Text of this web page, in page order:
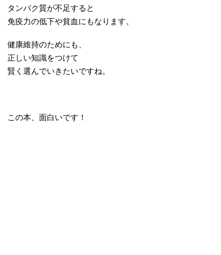
タンパク質が不足すると
免疫力の低下や貧血にもなります。
健康維持のためにも、
正しい知識をつけて
賢く選んでいきたいですね。
この本、面白いです！